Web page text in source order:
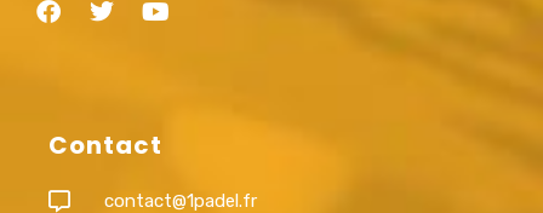
Contact
contact@1padel.fr